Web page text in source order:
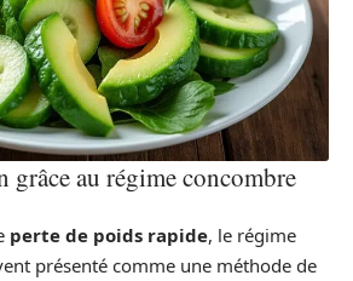
au régime concombre
perte de poids rapide, le régime
présenté comme une méthode de